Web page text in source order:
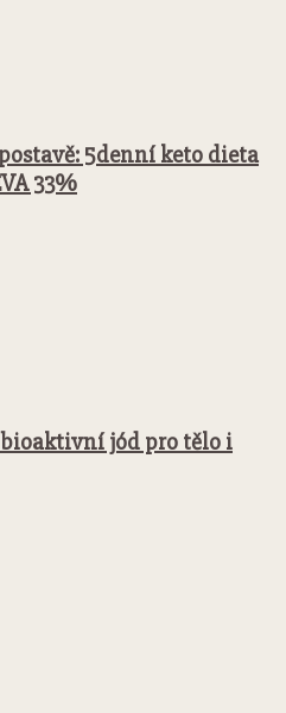
5denní keto dieta
33%
jód pro tělo i